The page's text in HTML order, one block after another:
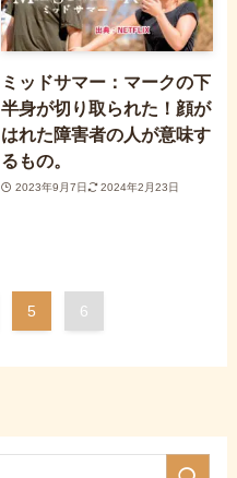
ミッドサマー：マークの下
半身が切り取られた！顔が
はれた障害者の人が意味す
るもの。
2023年9月7日 2024年2月23日
5 6